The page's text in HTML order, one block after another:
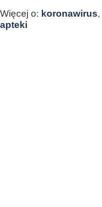
Więcej o: koronawirus,
apteki